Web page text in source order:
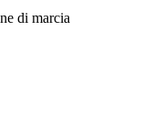
di marcia